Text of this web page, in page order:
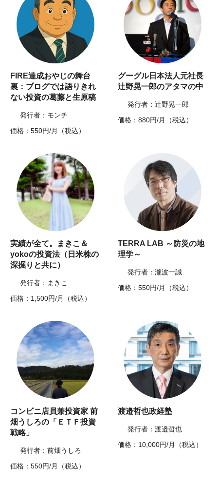
FIRE達成おやじの舞台
裏：ブログでは語りきれ
ない投資の葛藤と生原稿
発行者：モンチ
価格：550円/月（税込）
グーグル日本法人元社長
辻野晃一郎のアタマの中
発行者：辻野晃一郎
価格：880円/月（税込）
実績が全て。まきこ＆
yokoの投資法（日米株の
深掘りと共に）
発行者：まきこ
価格：1,500円/月（税込）
TERRA LAB ～防災の地
理学～
発行者：瀧波一誠
価格：550円/月（税込）
コンビニ店員兼投資家 前
畑うしろの「ＥＴＦ投資
戦略」
発行者：前畑うしろ
価格：550円/月（税込）
渡邉哲也政経塾
発行者：渡邉哲也
価格：10,000円/月（税込）